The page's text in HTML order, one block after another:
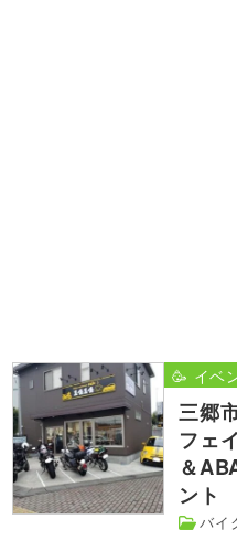
三郷
フェ
＆
ント
バイ
🥳 イベ